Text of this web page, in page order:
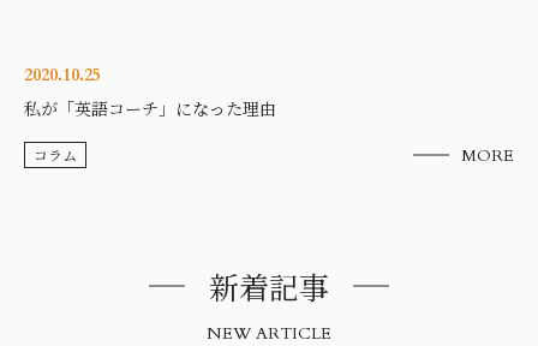
2020.10.25
私が「英語コーチ」になった理由
コラム MORE
新着記事
NEW ARTICLE